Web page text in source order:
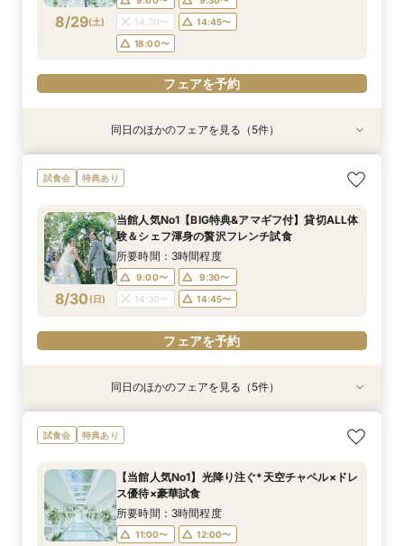
フェアを予約
フェアを予約
フェアを予約
8/29(土)
14:30〜
14:45〜
18:00〜
フェアを予約
特典あり 動画あり
8/29(土)
【10名～貸切可】絶品フレンチ試食付*挙式×会
食プラン相談フェア
9:00〜
9:15〜
9:30〜
14:30〜
18:00〜
特典あり
8/29(土)
迷ったらこちら『徹底比較*2件目以降の方にオ
ススメ』見積もり相談会
9:00〜
9:30〜
14:30〜
14:45〜
18:00〜
特典あり
8/29(土)
【90分∼OK】〈2件目見学も◎〉豪華特典付*ク
イック相談会
9:00〜
9:30〜
14:30〜
14:45〜
18:00〜
特典あり
8/29(土)
【ペット婚に◎】大切なワンちゃんも一緒！貸切
会場で叶えよう
9:00〜
9:30〜
14:30〜
14:45〜
18:00〜
特典あり
8/29(土)
初見学でも安心◎「即決なし」アップ額が少ない
新プラン×試食付
9:00〜
9:30〜
14:30〜
14:45〜
18:00〜
同日のほかのフェアを見る（5件）
試食会 特典あり
8/30 (日)
当館人気No1【BIG特典&アマギフ付】貸切ALL体
験＆シェフ渾身の贅沢フレンチ試食
所要時間：3時間程度
9:00〜
9:30〜
14:30〜
14:45〜
フェアを予約
特典あり 動画あり
8/30(日)
【10名～貸切可】絶品フレンチ試食付*挙式×会
食プラン相談フェア
9:00〜
9:30〜
14:30〜
18:00〜
特典あり
8/30(日)
迷ったらこちら『徹底比較*2件目以降の方にオ
ススメ』見積もり相談会
9:00〜
14:30〜
14:45〜
18:00〜
特典あり
8/30(日)
【90分∼OK】〈2件目見学も◎〉豪華特典付*ク
イック相談会
9:00〜
14:30〜
14:45〜
18:00〜
特典あり
8/30(日)
【ペット婚に◎】大切なワンちゃんも一緒！貸切
会場で叶えよう
9:00〜
14:30〜
14:45〜
18:00〜
特典あり
8/30(日)
初見学でも安心◎「即決なし」アップ額が少ない
新プラン×試食付
9:00〜
14:30〜
14:45〜
18:00〜
同日のほかのフェアを見る（5件）
試食会 特典あり
【当館人気No1】光降り注ぐ*天空チャペル×ドレ
ス優待×豪華試食
所要時間：3時間程度
11:00〜
12:00〜